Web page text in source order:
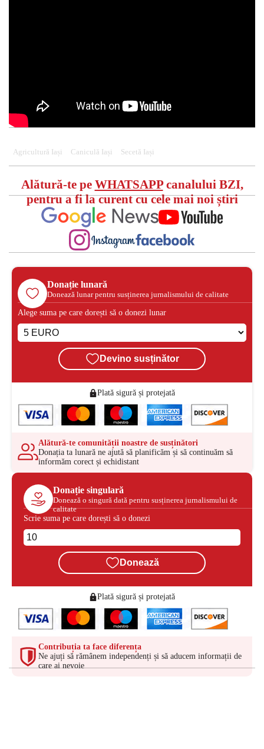
Agricultură Iași Caniculă Iași Secetă Iași
Alătură-te pe WHATSAPPcanalului BZI,
pentru a fi la curent cu cele mai noi știri
Donație lunară
Donează lunar pentru susținerea jurnalismului de calitate
Alege suma pe care dorești să o donezi lunar
Devino susținător
Plată sigură și protejată
Alătură-te comunității noastre de susținători
Donația ta lunară ne ajută să planificăm și să continuăm să
informăm corect și echidistant
Donație singulară
Donează o singură dată pentru susținerea jurnalismului de
calitate
Scrie suma pe care dorești să o donezi
Donează
Plată sigură și protejată
Contribuția ta face diferența
Ne ajuți să rămânem independenți și să aducem informații de
care ai nevoie